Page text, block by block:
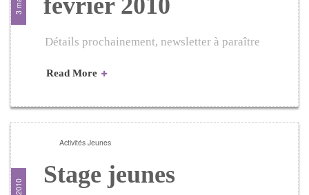
février 2010
Détails prochainement, newsletter à paraître
Read More
Activités Jeunes
Stage jeunes